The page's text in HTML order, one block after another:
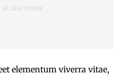
elementum viverra vitae,